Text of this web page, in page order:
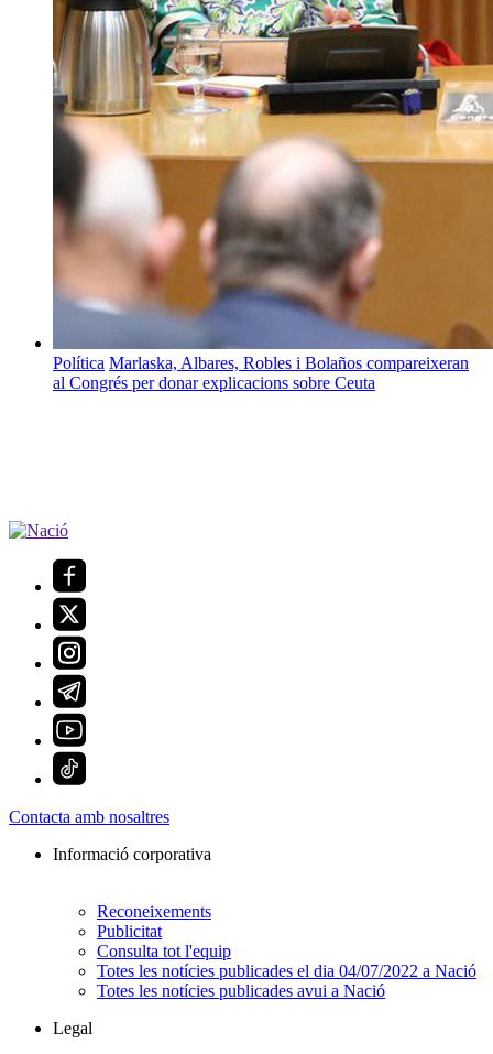
Política Marlaska, Albares, Robles i Bolaños compareixeran
al Congrés per donar explicacions sobre Ceuta
Contacta amb nosaltres
Informació corporativa
Reconeixements
Publicitat
Consulta tot l'equip
Totes les notícies publicades el dia 04/07/2022 a Nació
Totes les notícies publicades avui a Nació
Legal